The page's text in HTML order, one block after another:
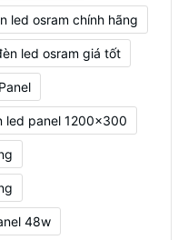
led osram chính hãng
led osram giá tốt
led panel 1200x300
48w